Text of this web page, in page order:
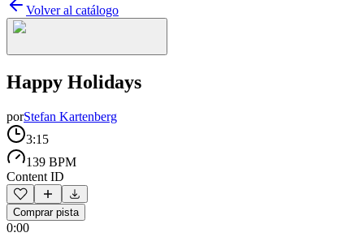
Volver al catálogo
Happy Holidays
porStefan Kartenberg
3:15
139 BPM
Content ID
Comprar pista
0:00